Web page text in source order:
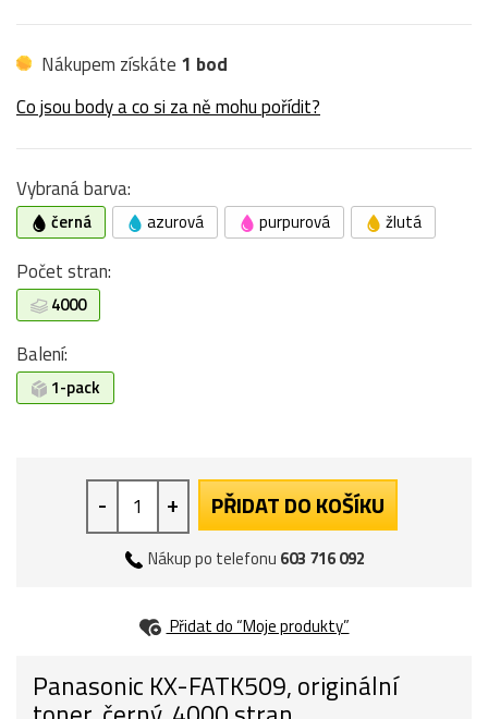
Nákupem získáte 1 bod
Co jsou body a co si za ně mohu pořídit?
Vybraná barva:
černá azurová purpurová žlutá
Počet stran:
4000
Balení:
1-pack
- + PŘIDAT DO KOŠÍKU
Nákup po telefonu 603 716 092
Přidat do “Moje produkty”
Panasonic KX-FATK509, originální